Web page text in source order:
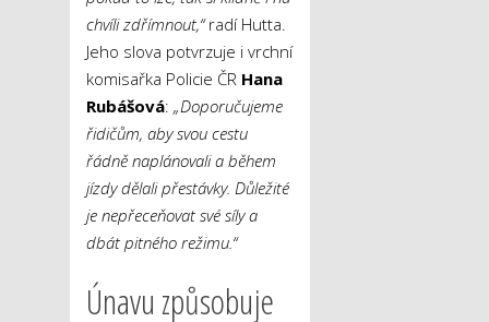
chvíli zdřímnout,“radí Hutta.
Jeho slova potvrzuje i vrchní
komisařka Policie ČR Hana
Rubášová: „Doporučujeme
řidičům, aby svou cestu
řádně naplánovali a během
jízdy dělali přestávky. Důležité
je nepřeceňovat své síly a
dbát pitného režimu.“
Únavu způsobuje